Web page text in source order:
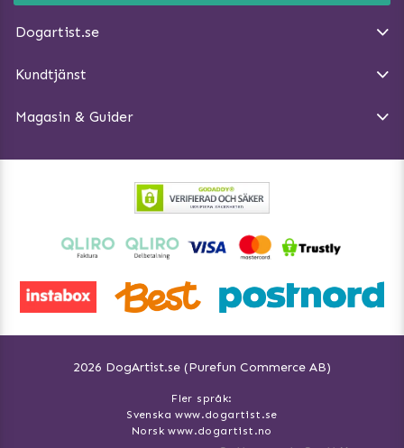
Dogartist.se
E-post:info@dogartist.se
Kundtjänst
Ångra Köp
Magasin & Guider
Hundbäddar
2026 DogArtist.se (Purefun Commerce AB)
Fler språk:
Svenska www.dogartist.se
Norsk www.dogartist.no